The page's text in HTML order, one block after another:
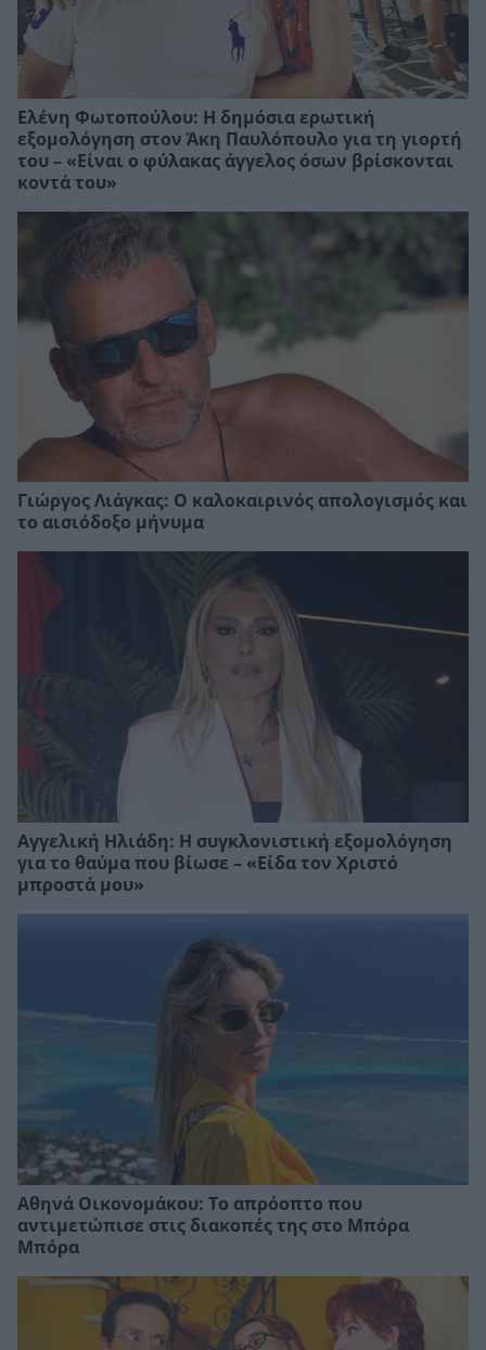
Ελένη Φωτοπούλου: Η δημόσια ερωτική
εξομολόγηση στον Άκη Παυλόπουλο για τη γιορτή
του – «Είναι ο φύλακας άγγελος όσων βρίσκονται
κοντά του»
Γιώργος Λιάγκας: Ο καλοκαιρινός απολογισμός και
το αισιόδοξο μήνυμα
Αγγελική Ηλιάδη: Η συγκλονιστική εξομολόγηση
για το θαύμα που βίωσε – «Είδα τον Χριστό
μπροστά μου»
Αθηνά Οικονομάκου: Το απρόοπτο που
αντιμετώπισε στις διακοπές της στο Μπόρα
Μπόρα